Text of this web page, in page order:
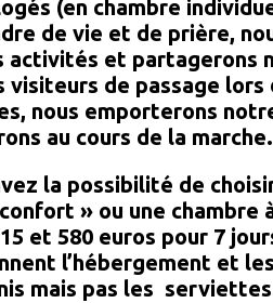
(en chambre
de vie et de prière,
activités et partagerons
visiteurs de passage lors
nous emporterons
au cours de la marche.
la possibilité de
» ou une chambre
et 580 euros pour 7
l’hébergement et
mais pas les